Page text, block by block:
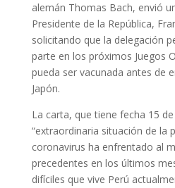
alemán Thomas Bach, envió
Presidente de la República,
solicitando que la delegación
parte en los próximos Juegos
pueda ser vacunada antes de
Japón.
La carta, que tiene fecha 15
“extraordinaria situación de la
coronavirus ha enfrentado al
precedentes en los últimos
difíciles que vive Perú